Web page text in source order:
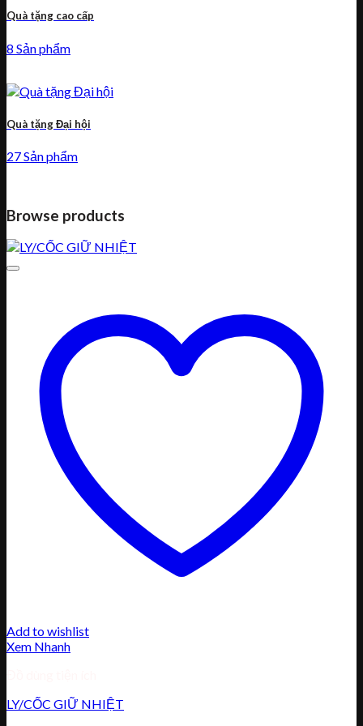
Quà tặng cao cấp
8 Sản phẩm
Quà tặng Đại hội
27 Sản phẩm
Browse products
Add to wishlist
Xem Nhanh
LY/CỐC GIỮ NHIỆT